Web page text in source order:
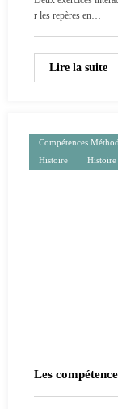
r les repères en…
Lire la suite
Compétences
Histoire
Histoire
Les